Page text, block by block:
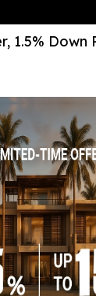
1.5% Down